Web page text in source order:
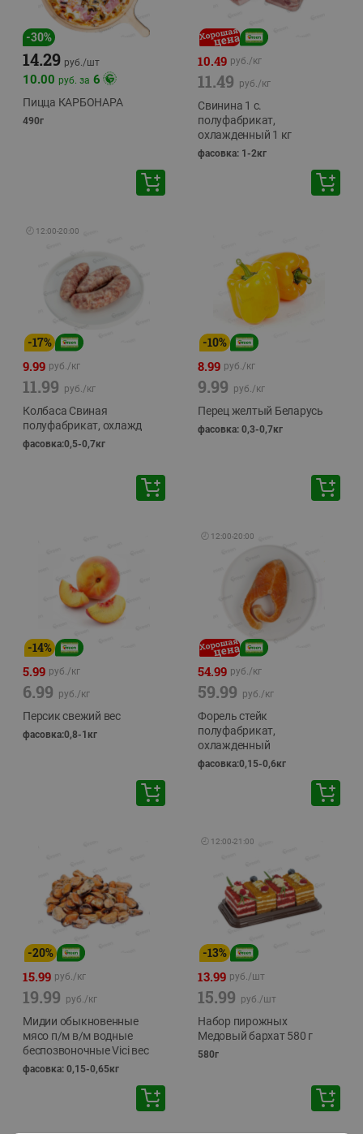
-30%
14.29 руб./шт
10.00 руб. за 6
Пицца КАРБОНАРА
490г
10.49 руб./кг
11.49 руб./кг
Свинина 1 с.
полуфабрикат,
охлажденный 1 кг
фасовка: 1-2кг
🕘 12:00-20:00
-17%
9.99 руб./кг
11.99 руб./кг
Колбаса Свиная
полуфабрикат, охлажд
фасовка:0,5-0,7кг
-10%
8.99 руб./кг
9.99 руб./кг
Перец желтый Беларусь
фасовка: 0,3-0,7кг
-14%
5.99 руб./кг
6.99 руб./кг
Персик свежий вес
фасовка:0,8-1кг
🕘 12:00-20:00
54.99 руб./кг
59.99 руб./кг
Форель стейк
полуфабрикат,
охлажденный
фасовка:0,15-0,6кг
-20%
15.99 руб./кг
19.99 руб./кг
Мидии обыкновенные
мясо п/м в/м водные
беспозвоночные Vici вес
фасовка: 0,15-0,65кг
🕘 12:00-21:00
-13%
13.99 руб./шт
15.99 руб./шт
Набор пирожных
Медовый бархат 580 г
580г